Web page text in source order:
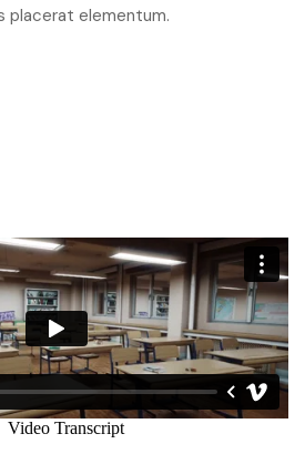
placerat elementum.